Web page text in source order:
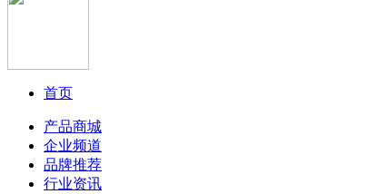
首页
产品商城
企业频道
品牌推荐
行业资讯